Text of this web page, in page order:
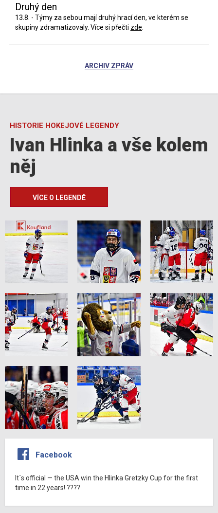
Druhý den
13.8. - Týmy za sebou mají druhý hrací den, ve kterém se
skupiny zdramatizovaly. Více si přečti zde
ARCHIV ZPRÁV
HISTORIE HOKEJOVÉ LEGENDY
Ivan Hlinka a vše kolem
něj
VÍCE O LEGENDĚ
Facebook
It´s official — the USA win the Hlinka Gretzky Cup for the first
time in 22 years! ????